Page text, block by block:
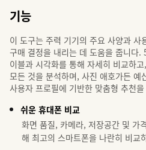
기능
이 도구는 주력 기기의 주요 사양과 사
구매 결정을 내리는 데 도움을 줍니다.
이블과 시각화를 통해 자세히 비교하
모든 것을 분석하며, 사진 애호가든
사용자 프로필에 기반한 맞춤형 추천
쉬운 휴대폰 비교
화면 품질, 카메라, 저장공간 및 가
해 최고의 스마트폰을 나란히 비교